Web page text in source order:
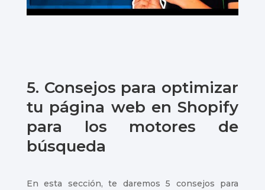
5. Consejos para optimizar
tu página web en Shopify
para los motores de
búsqueda
En esta sección, te daremos 5 consejos para